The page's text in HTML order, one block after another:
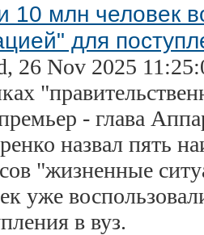
10 млн человек
для
26 Nov 2025
- глава
назвал пять
"жизненные
уже
в вуз.